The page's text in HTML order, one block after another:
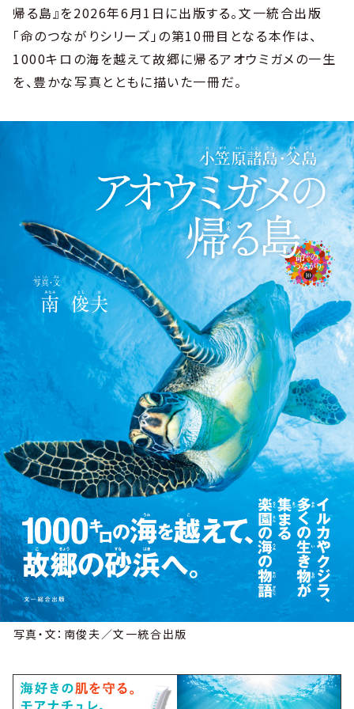
帰る島』を2026年6月1日に出版する。文一統合出版
「命のつながりシリーズ」の第10冊目となる本作は、
1000キロの海を越えて故郷に帰るアオウミガメの一生
を、豊かな写真とともに描いた一冊だ。
写真・文：南俊夫／文一統合出版